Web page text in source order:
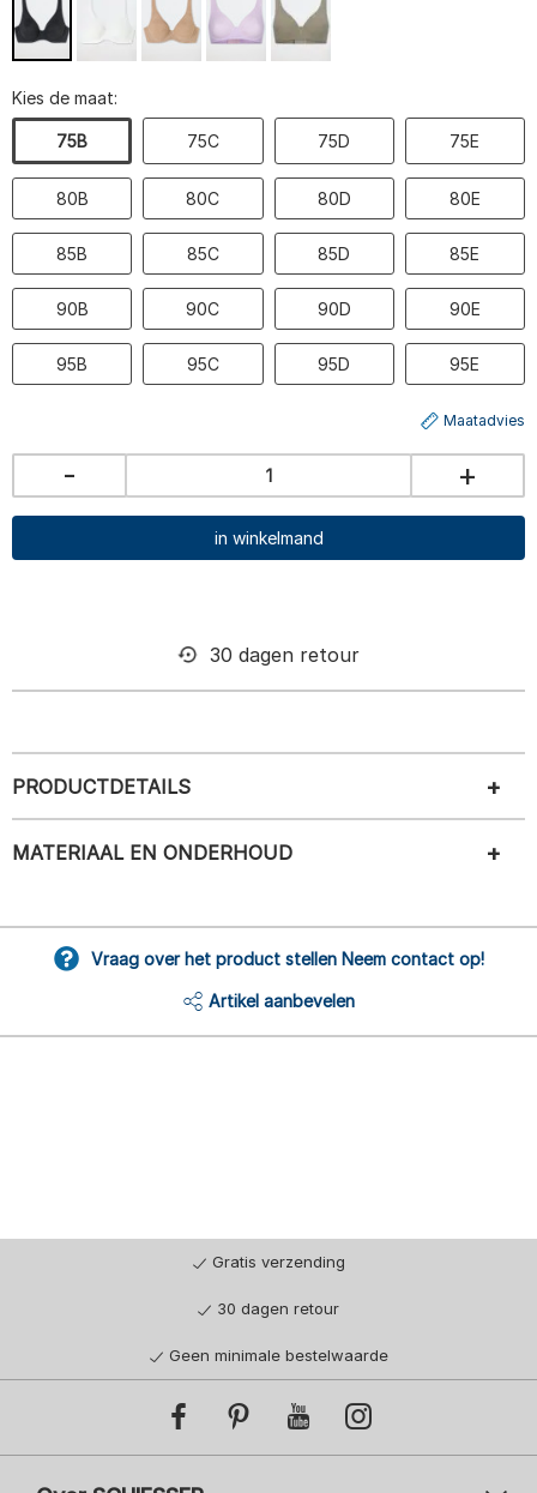
Kies de maat:
75B 75C 75D 75E
80B 80C 80D 80E
85B 85C 85D 85E
90B 90C 90D 90E
95B 95C 95D 95E
Maatadvies
- +
in winkelmand
30 dagen retour
PRODUCTDETAILS
MATERIAAL EN ONDERHOUD
Vraag over het product stellen Neem contact op!
Artikel aanbevelen
Gratis verzending
30 dagen retour
Geen minimale bestelwaarde